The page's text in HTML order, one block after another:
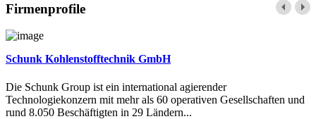
Firmenprofile
Schunk Kohlenstofftechnik GmbH
Die Schunk Group ist ein international agierender
Technologiekonzern mit mehr als 60 operativen Gesellschaften und
rund 8.050 Beschäftigten in 29 Ländern...